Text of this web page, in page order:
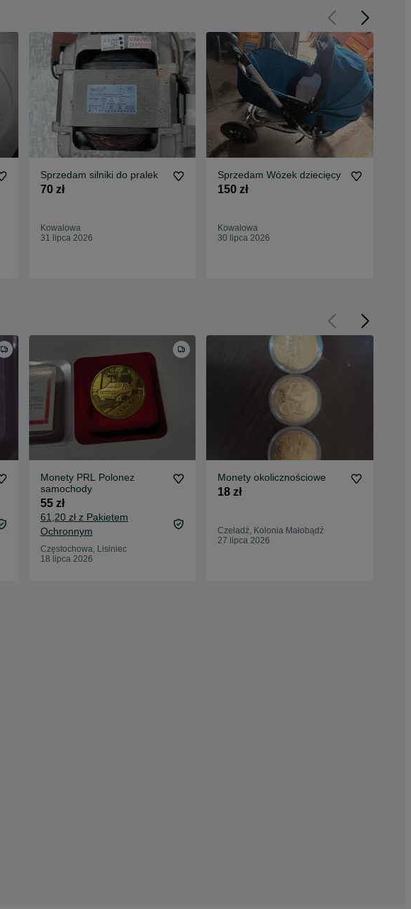
Sprzedam silniki do pralek
70 zł
Kowalowa
31 lipca 2026
Sprzedam Wózek dziecięcy
150 zł
Kowalowa
30 lipca 2026
Monety PRL Polonez
samochody
55 zł
61,20 zł z Pakietem
Ochronnym
Częstochowa, Lisiniec
18 lipca 2026
Monety okolicznościowe
18 zł
Czeladź, Kolonia Małobądź
27 lipca 2026